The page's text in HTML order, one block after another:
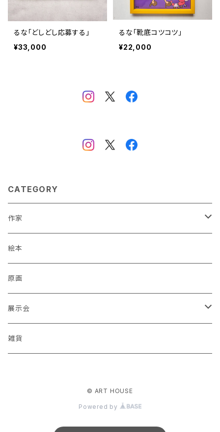
るな「どしどし応募する」
¥33,000
るな「靴底コツコツ」
¥22,000
CATEGORY
作家
蒼川わか
あきやまりか
ashika
足立真人
絵本
原画
展示会
Mori / Kosamu.An 「トトニョロ 初展」
酒巻恵 「スーパーゆっくりマン」絵本原画展
雑貨
© ART HOUSE
Powered by